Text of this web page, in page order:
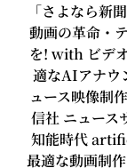
「さよなら新
動画の革命・
を! with ビデ
適なAIアナウ
ュース映像制
信社 ニュース
知能時代
最適な動画制